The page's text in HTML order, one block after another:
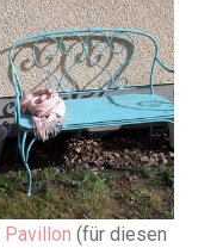
Pavillon (für diesen